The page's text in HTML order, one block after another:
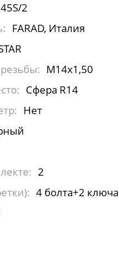
2
FARAD, Италия
М14х1,50
Сфера R14
Нет
2
4 болта+2 ключа